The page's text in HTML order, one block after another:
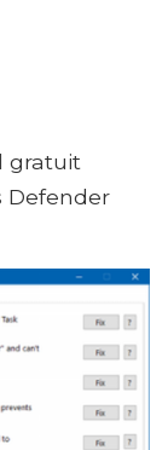
gratuit
Defender